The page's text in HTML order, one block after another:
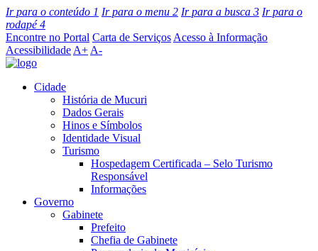
Ir para o conteúdo 1 Ir para o menu 2 Ir para a busca 3 Ir para o
rodapé4
Encontre no Portal Carta de Serviços Acesso à Informação
Acessibilidade A+ A-
Cidade
História de Mucuri
Dados Gerais
Hinos e Símbolos
Identidade Visual
Turismo
Hospedagem Certificada – Selo Turismo
Responsável
Informações
Governo
Gabinete
Prefeito
Chefia de Gabinete